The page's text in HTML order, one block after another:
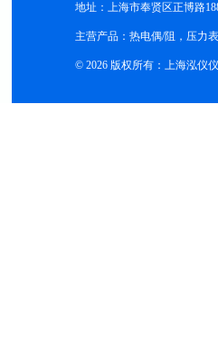
地址：上海市奉贤区正博路
主营产品：热电偶/阻，压力
© 2026 版权所有：上海泓仪